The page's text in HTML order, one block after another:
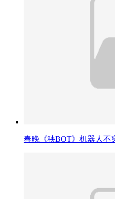
春晚《秧BOT》机器人不